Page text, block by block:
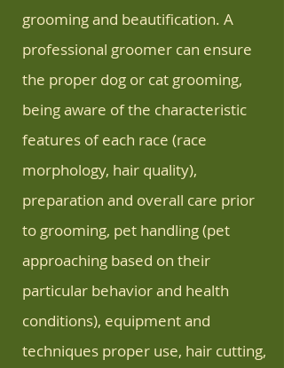
grooming and beautification. A
professional groomer can ensure
the proper dog or cat grooming,
being aware of the characteristic
features of each race (race
morphology, hair quality),
preparation and overall care prior
to grooming, pet handling (pet
approaching based on their
particular behavior and health
conditions), equipment and
techniques proper use, hair cutting,